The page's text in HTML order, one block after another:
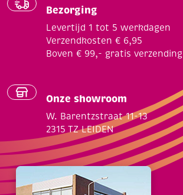
Bezorging
Levertijd 1 tot 5 werkdagen
Verzendkosten € 6,95
Boven € 99,- gratis verzending
Onze showroom
W. Barentzstraat 11-13
2315 TZ LEIDEN